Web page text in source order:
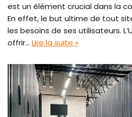
est un élément crucial dans la
En effet, le but ultime de tout
les besoins de ses utilisateurs.
offrir… Lire la suite »